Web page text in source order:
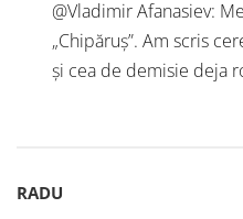
@Vladimir Afanasiev:
„Chipăruș”. Am scris
și cea de demisie deja
RADU